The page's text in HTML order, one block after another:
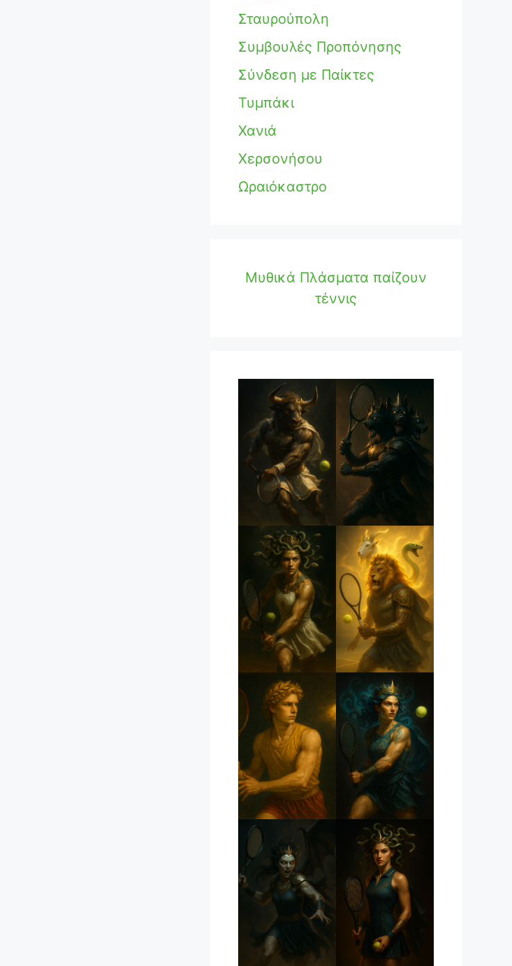
Σταυρούπολη
Συμβουλές Προπόνησης
Σύνδεση με Παίκτες
Τυμπάκι
Χανιά
Χερσονήσου
Ωραιόκαστρο
Μυθικά Πλάσματα παίζουν
τέννις